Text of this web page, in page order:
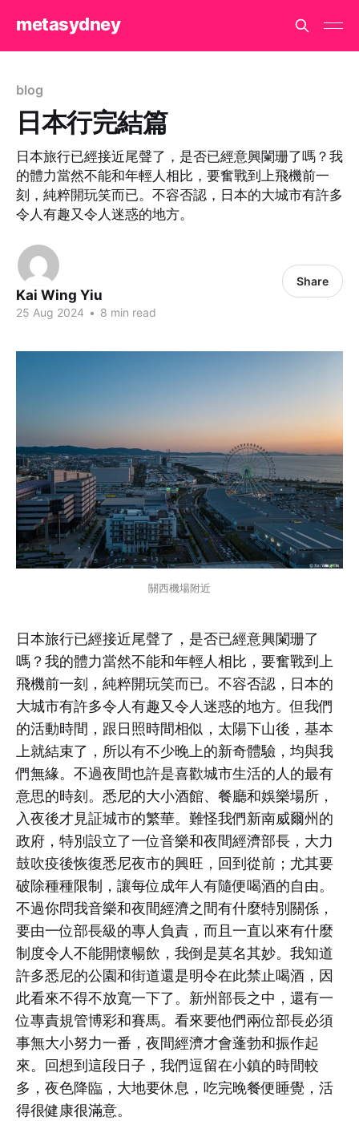
metasydney
blog
日本行完結篇
日本旅行已經接近尾聲了，是否已經意興闌珊了嗎？我
的體力當然不能和年輕人相比，要奮戰到上飛機前一
刻，純粹開玩笑而已。不容否認，日本的大城市有許多
令人有趣又令人迷惑的地方。
Kai Wing Yiu
25 Aug 2024 • 8 min read
Share
關西機場附近
日本旅行已經接近尾聲了，是否已經意興闌珊了
嗎？我的體力當然不能和年輕人相比，要奮戰到上
飛機前一刻，純粹開玩笑而已。不容否認，日本的
大城市有許多令人有趣又令人迷惑的地方。但我們
的活動時間，跟日照時間相似，太陽下山後，基本
上就結束了，所以有不少晚上的新奇體驗，均與我
們無緣。不過夜間也許是喜歡城市生活的人的最有
意思的時刻。悉尼的大小酒館、餐廳和娛樂場所，
入夜後才見証城市的繁華。難怪我們新南威爾州的
政府，特別設立了一位音樂和夜間經濟部長，大力
鼓吹疫後恢復悉尼夜市的興旺，回到從前；尤其要
破除種種限制，讓每位成年人有隨便喝酒的自由。
不過你問我音樂和夜間經濟之間有什麼特別關係，
要由一位部長級的專人負責，而且一直以來有什麼
制度令人不能開懷暢飲，我倒是莫名其妙。我知道
許多悉尼的公園和街道還是明令在此禁止喝酒，因
此看來不得不放寬一下了。新州部長之中，還有一
位專責規管博彩和賽馬。看來要他們兩位部長必須
事無大小努力一番，夜間經濟才會蓬勃和振作起
來。回想到這段日子，我們逗留在小鎮的時間較
多，夜色降臨，大地要休息，吃完晚餐便睡覺，活
得很健康很滿意。